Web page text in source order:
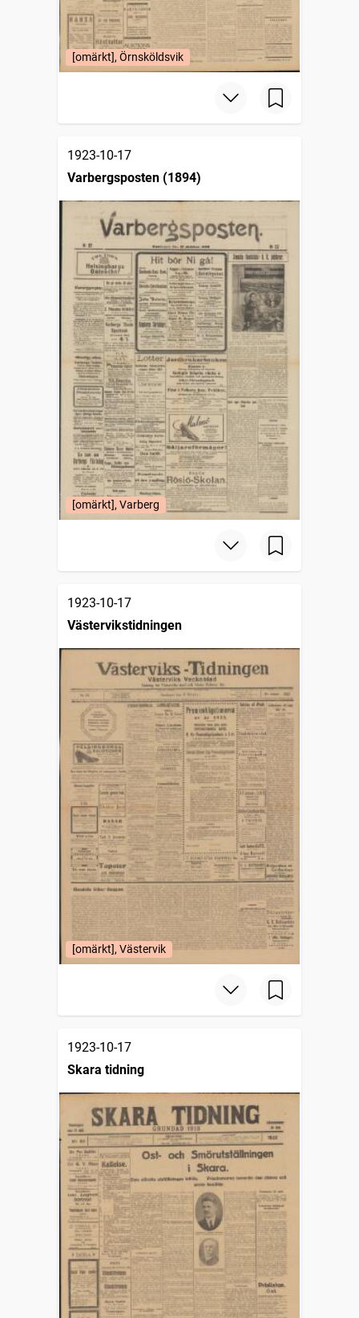
[omärkt], Örnsköldsvik
1923-10-17
Varbergsposten (1894)
[omärkt], Varberg
1923-10-17
Västervikstidningen
[omärkt], Västervik
1923-10-17
Skara tidning